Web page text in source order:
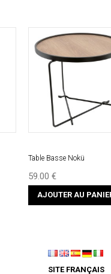
Table Basse Nokü
59.00 €
AJOUTER AU
SITE FRANÇAIS